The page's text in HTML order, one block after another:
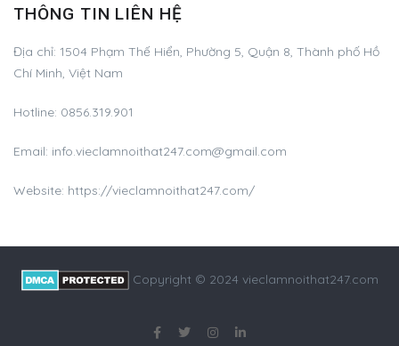
THÔNG TIN LIÊN HỆ
Địa chỉ: 1504 Phạm Thế Hiển, Phường 5, Quận 8, Thành phố Hồ
Chí Minh, Việt Nam
Hotline: 0856.319.901
Email: info.vieclamnoithat247.com@gmail.com
Website: https://vieclamnoithat247.com/
Copyright © 2024 vieclamnoithat247.com